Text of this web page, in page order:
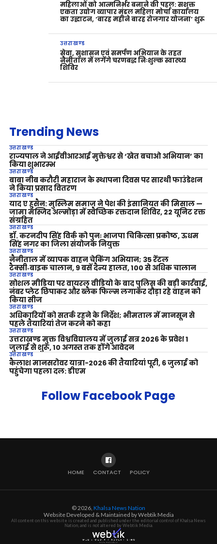
महिलाओं को आत्मनिर्भर बनाने की पहल: सशक्त
एकता उद्योग व्यापार मंडल महिला मोर्चा कार्यालय
का उद्घाटन, ‘बारह महीने बारह रोजगार योजना’ शुरू
उत्तराखण्ड
सेवा, सुशासन एवं समर्पण अभियान के तहत
नैनीताल में लगेंगे चरणबद्ध निःशुल्क स्वास्थ्य
शिविर
Trending News
उत्तराखण्ड
राज्यपाल ने आईवीआरआई मुक्तेश्वर से ‘खेत बचाओ अभियान’ का
किया शुभारम्भ
उत्तराखण्ड
बाबा नीब करौरी महाराज के स्थापना दिवस पर सारथी फाउंडेशन
ने किया प्रसाद वितरण
उत्तराखण्ड
याद ए हुसैन: मुस्लिम समाज ने पेश की इंसानियत की मिसाल —
जामा मस्जिद अल्मोड़ा में स्वैच्छिक रक्तदान शिविर, 22 यूनिट रक्त
संग्रहित
उत्तराखण्ड
डॉ. करनदीप सिंह विर्क को पुनः भाजपा चिकित्सा प्रकोष्ठ, ऊधम
सिंह नगर का जिला संयोजक नियुक्त
उत्तराखण्ड
नैनीताल में व्यापक वाहन चेकिंग अभियान; 35 रेंटल
टैक्सी‑बाइक चालान, 9 बसें दैन्य हालत, 100 से अधिक चालान
उत्तराखण्ड
सोशल मीडिया पर वायरल वीडियो के बाद पुलिस की बड़ी कार्रवाई,
नंबर प्लेट छिपाकर और ब्लैक फिल्म लगाकर दौड़ा रहे वाहन को
किया सीज
उत्तराखण्ड
अधिकारियों को सतर्क रहने के निर्देश; भीमताल में मानसून से
पहले तैयारियां तेज करने को कहा
उत्तराखण्ड
उत्तराखण्ड मुक्त विश्वविद्यालय में जुलाई सत्र 2026 के प्रवेश 1
जुलाई से शुरू, 10 अगस्त तक होंगे आवेदन
उत्तराखण्ड
कैलाश मानसरोवर यात्रा-2026 की तैयारियां पूरी, 6 जुलाई को
पहुंचेगा पहला दल: डीएम
Follow Facebook Page
HOME CONTACT POLICY
© 2026, Khalsa News Nation
Website Developed & Maintained by Webtik Media
All content on this website is created and published under the editorial control of Khalsa News
Nation, and is not altered by Webtik Media.